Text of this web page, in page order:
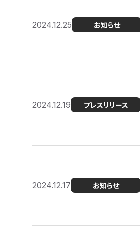
2024.12.25 お知らせ
2024.12.19 プレスリリース
2024.12.17 お知らせ